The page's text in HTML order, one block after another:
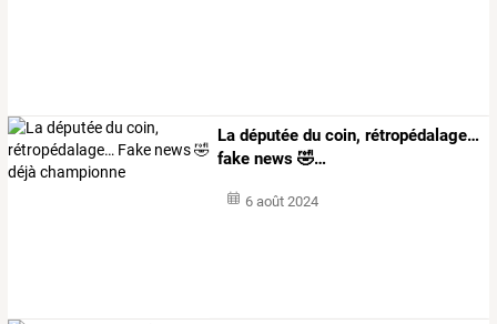
La députée du coin, rétropédalage…
fake news 🤣…
6 août 2024